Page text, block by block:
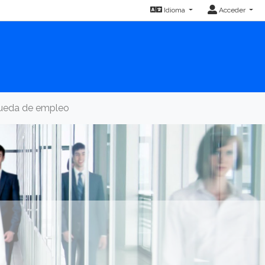
Idioma Acceder
de empleo